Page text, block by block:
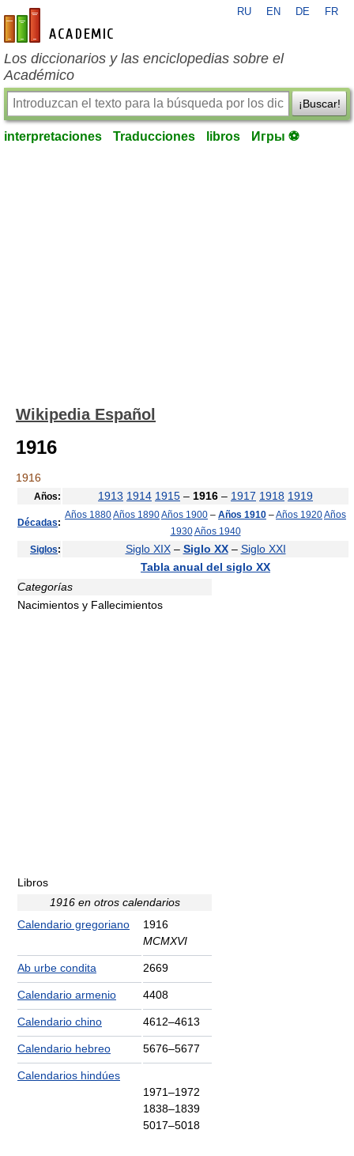
es-academic.com
RU EN DE FR
Los diccionarios y las enciclopedias sobre el
Académico
¡Buscar!
interpretaciones Traducciones libros Игры ⚽
Wikipedia Español
1916
1916
Años: 1913 1914 1915 – 1916 – 1917 1918 1919
Décadas:
Años 1880Años 1890Años 1900 – Años 1910 –Años 1920Años
1930Años 1940
Siglos: Siglo XIX– Siglo XX– Siglo XXI
Tabla anual del siglo XX
Categorías
Nacimientos y Fallecimientos
Libros
1916 en otros calendarios
Calendario gregoriano
1916
MCMXVI
Ab urbe condita 2669
Calendario armenio 4408
Calendario chino 4612–4613
Calendario hebreo 5676–5677
Calendarios hindúes
1971–1972
1838–1839
5017–5018